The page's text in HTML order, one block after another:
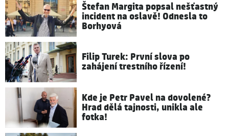
Štefan Margita popsal nešťastný
incident na oslavě! Odnesla to
Borhyová
Filip Turek: První slova po
zahájení trestního řízení!
Kde je Petr Pavel na dovolené?
Hrad dělá tajnosti, unikla ale
fotka!